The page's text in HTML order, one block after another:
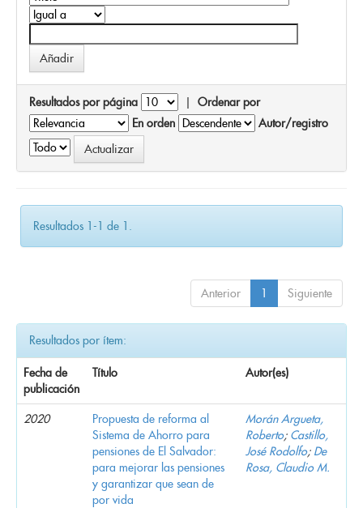
Resultados por página | Ordenar por
En orden
Autor/registro
Resultados 1-1 de 1.
Anterior 1 Siguiente
Resultados por ítem:
Fecha de
publicación
Título Autor(es)
2020
Propuesta de reforma al
Sistema de Ahorro para
pensiones de El Salvador:
para mejorar las pensiones
y garantizar que sean de
por vida
Morán Argueta,
Roberto; Castillo,
José Rodolfo; De
Rosa, Claudio M.